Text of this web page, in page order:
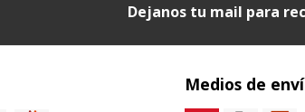
Dejanos tu mail para
Medios de